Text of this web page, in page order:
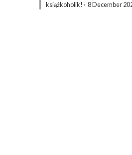
książkoholik! · 8 December